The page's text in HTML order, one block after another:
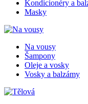
Kondicionéry a
Masky
Na vousy
Šampony
Oleje a vosky
Vosky a balzámy